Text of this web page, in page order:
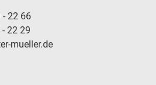
- 22 66
22 29
mueller.de